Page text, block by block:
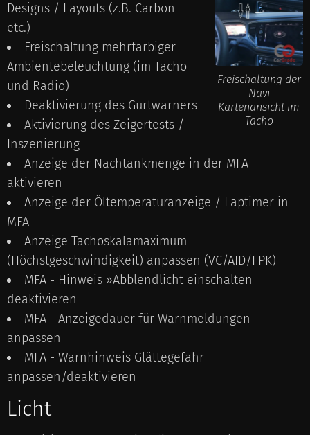
Freischaltung der
Navi
Kartenansicht im
Tacho
Designs / Layouts (z.B. Carbon
etc.)
Freischaltung mehrfarbiger
Ambientebeleuchtung (im Tacho
und Radio)
Deaktivierung des Gurtwarners
Aktivierung des Zeigertests /
Inszenierung
Anzeige der Nachtankmenge in der MFA
aktivieren
Anzeige der Öltemperaturanzeige / Laptimer in
MFA
Anzeige Tachoskalamaximum
(Höchstgeschwindigkeit) anpassen (VC/AID/FPK)
MFA - Hinweis »Abblendlicht einschalten
deaktivieren
MFA - Anzeigedauer für Warnmeldungen
anpassen
MFA - Warnhinweis Glättegefahr
anpassen/deaktivieren
Licht